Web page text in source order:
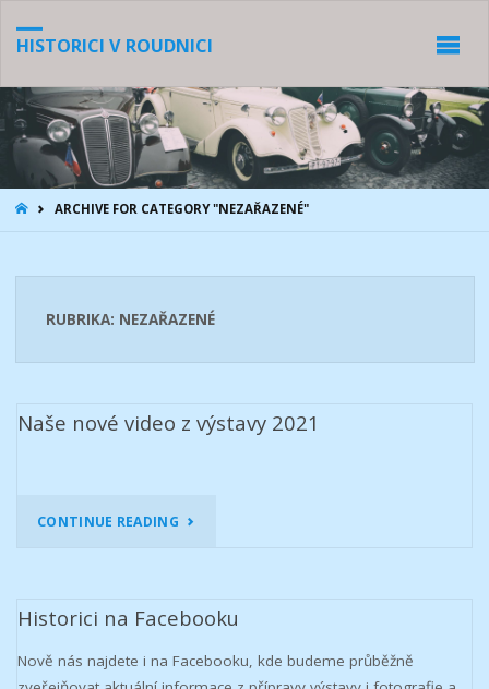
HISTORICI V ROUDNICI
HOMEARCHIVE FOR CATEGORY "NEZAŘAZENÉ"
RUBRIKA: NEZAŘAZENÉ
Naše nové video z výstavy 2021
CONTINUE READING"NAŠE
VIDEO
Historici na Facebooku
Nově nás najdete i na Facebooku, kde budeme průběžně